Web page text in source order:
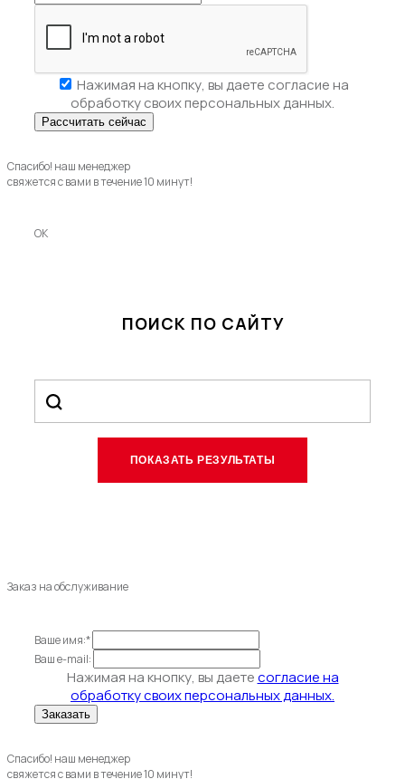
Нажимая на кнопку, вы даете согласие на
обработку своих персональных данных.
Спасибо! наш менеджер
свяжется с вами в течение 10 минут!
OK
ПОИСК ПО САЙТУ
Заказ на обслуживание
Ваше имя:*
Ваш e-mail:
Нажимая на кнопку, вы даетесогласие на
обработку своих персональных данных.
Спасибо! наш менеджер
свяжется с вами в течение 10 минут!